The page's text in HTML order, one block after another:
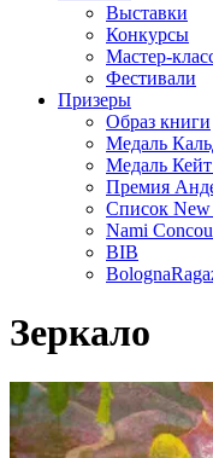
Выставки
Конкурсы
Мастер-
Фестивали
Призеры
Образ книги
Медаль
Медаль
Премия
Список New
Nami
BIB
Зеркало